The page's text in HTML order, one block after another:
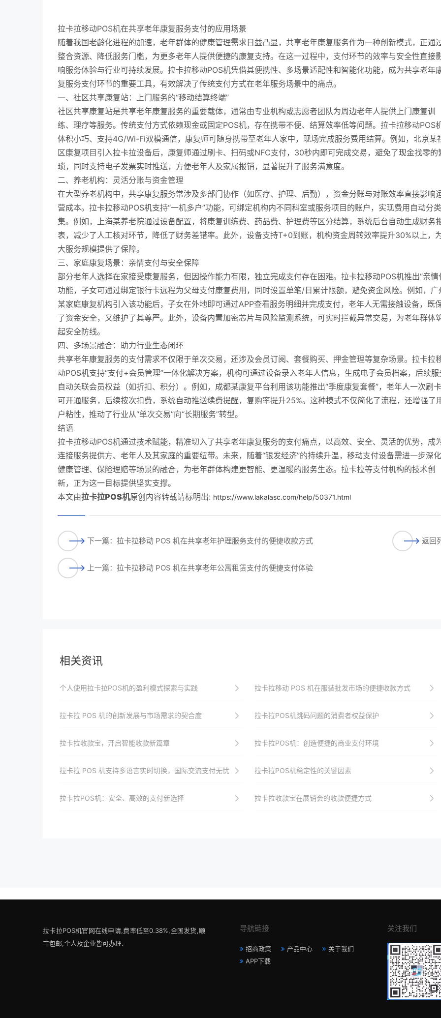
拉卡拉移动POS机在共享老年康复服务支付的应用场景
随着我国老龄化进程的加速，老年群体的健康管理需求日益凸显，共享老年康复服务作为一种创新模式，正通
整合资源、降低服务门槛，为更多老年人提供便捷的康复支持。在这一过程中，支付环节的效率与安全性直接
响服务体验与行业可持续发展。拉卡拉移动POS机凭借其便携性、多场景适配性和智能化功能，成为共享老年
复服务支付环节的重要工具，有效解决了传统支付方式在老年服务场景中的痛点。
一、社区共享康复站：上门服务的“移动结算终端”
社区共享康复站是共享老年康复服务的重要载体，通常由专业机构或志愿者团队为周边老年人提供上门康复训
练、理疗等服务。传统支付方式依赖现金或固定POS机，存在携带不便、结算效率低等问题。拉卡拉移动POS
体积小巧、支持4G/Wi-Fi双模通信，康复师可随身携带至老年人家中，现场完成服务费用结算。例如，北京某
区康复项目引入拉卡拉设备后，康复师通过刷卡、扫码或NFC支付，30秒内即可完成交易，避免了现金找零的
琐，同时支持电子发票实时推送，方便老年人及家属报销，显著提升了服务满意度。
二、养老机构：灵活分账与资金管理
在大型养老机构中，共享康复服务常涉及多部门协作（如医疗、护理、后勤），资金分账与对账效率直接影响
营成本。拉卡拉移动POS机支持“一机多户”功能，可绑定机构内不同科室或服务项目的账户，实现费用自动分
集。例如，上海某养老院通过设备配置，将康复训练费、药品费、护理费等区分结算，系统后台自动生成财务
表，减少了人工核对环节，降低了财务差错率。此外，设备支持T+0到账，机构资金周转效率提升30%以上，
大服务规模提供了保障。
三、家庭康复场景：亲情支付与安全保障
部分老年人选择在家接受康复服务，但因操作能力有限，独立完成支付存在困难。拉卡拉移动POS机推出“亲情
功能，子女可通过绑定银行卡远程为父母支付康复费用，同时设置单笔/日累计限额，避免资金风险。例如，广
某家庭康复机构引入该功能后，子女在外地即可通过APP查看服务明细并完成支付，老年人无需接触设备，既
了资金安全，又维护了其尊严。此外，设备内置加密芯片与风险监测系统，可实时拦截异常交易，为老年群体
起安全防线。
四、多场景融合：助力行业生态闭环
共享老年康复服务的支付需求不仅限于单次交易，还涉及会员订阅、套餐购买、押金管理等复杂场景。拉卡拉
动POS机支持“支付+会员管理”一体化解决方案，机构可通过设备录入老年人信息，生成电子会员档案，后续服
自动关联会员权益（如折扣、积分）。例如，成都某康复平台利用该功能推出“季度康复套餐”，老年人一次刷
可开通服务，后续按次扣费，系统自动推送续费提醒，复购率提升25%。这种模式不仅简化了流程，还增强了
户粘性，推动了行业从“单次交易”向“长期服务”转型。
结语
拉卡拉移动POS机通过技术赋能，精准切入了共享老年康复服务的支付痛点，以高效、安全、灵活的优势，成
连接服务提供方、老年人及其家庭的重要纽带。未来，随着“银发经济”的持续升温，移动支付设备需进一步深
健康管理、保险理赔等场景的融合，为老年群体构建更智能、更温暖的服务生态。拉卡拉等支付机构的技术创
新，正为这一目标提供坚实支撑。
本文由拉卡拉POS机原创内容转载请标明出: https://www.lakalasc.com/help/50371.html
下一篇：拉卡拉移动 POS 机在共享老年护理服务支付的便捷收款方式
上一篇：拉卡拉移动 POS 机在共享老年公寓租赁支付的便捷支付体验
返回
相关资讯
个人使用拉卡拉POS机的盈利模式探索与实践 拉卡拉移动 POS 机在服装批发市场的便捷收款方式
拉卡拉 POS 机的创新发展与市场需求的契合度 拉卡拉POS机跳码问题的消费者权益保护
拉卡拉收款宝，开启智能收款新篇章 拉卡拉POS机：创造便捷的商业支付环境
拉卡拉 POS 机支持多语言实时切换，国际交流支付无忧 拉卡拉POS机稳定性的关键因素
拉卡拉POS机：安全、高效的支付新选择 拉卡拉收款宝在展销会的收款便捷方式
拉卡拉POS机官网在线申请,费率低至0.38%,全国发货,顺
丰包邮,个人及企业皆可办理.
导航链接
招商政策 产品中心
关于我们
APP下载
关注我们